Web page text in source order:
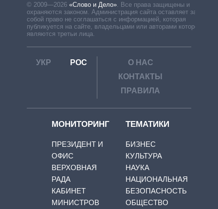
© 2009—2026 «Слово и Дело» Все права защищены и
охраняются законом. Администрация сайта оставляет за
собой право не соглашаться с информацией, которая
публикуется на сайте, владельцами или авторами которой
являются третьи лица.
УКР РОС
О НАС
КОНТАКТЫ
ПРАВИЛА
МОНИТОРИНГ
ПРЕЗИДЕНТ И
ОФИС
ВЕРХОВНАЯ
РАДА
КАБИНЕТ
МИНИСТРОВ
ТЕМАТИКИ
БИЗНЕС
КУЛЬТУРА
НАУКА
НАЦИОНАЛЬНАЯ
БЕЗОПАСНОСТЬ
ОБЩЕСТВО